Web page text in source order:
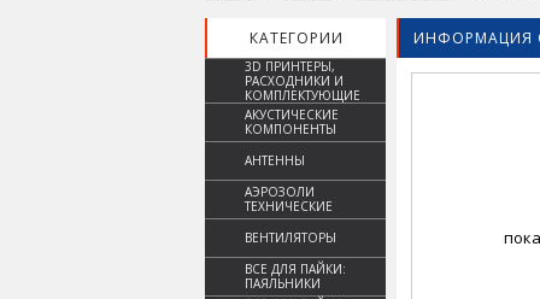
КАТЕГОРИИ ИНФОРМАЦИЯ
3D ПРИНТЕРЫ,
РАСХОДНИКИ И
КОМПЛЕКТУЮЩИЕ
АКУСТИЧЕСКИЕ
КОМПОНЕНТЫ
АНТЕННЫ
АЭРОЗОЛИ
ТЕХНИЧЕСКИЕ
ВЕНТИЛЯТОРЫ
ВСЕ ДЛЯ ПАЙКИ:
ПАЯЛЬНИКИ